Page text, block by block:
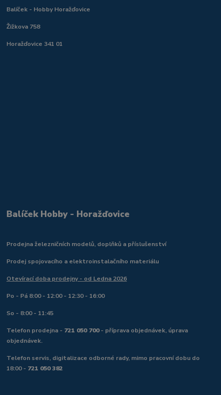
Balíček - Hobby Horažďovice
Žižkova 758
Horažďovice 341 01
Balíček Hobby - Horažďovice
Prodejna železničních modelů, doplňků a příslušenství
Prodej spojovacího a elektroinstalačního materiálu
Otevírací doba prodejny - od Ledna 2026
Po - Pá 8:00 - 12:00 - 12:30 - 16:00
So - 8:00 - 11:45
Telefon prodejna - 721 050 700- příprava objednávek, úprava
objednávek.
Telefon servis, digitalizace odborné rady, mimo pracovní dobu do
18:00 - 721 050 382